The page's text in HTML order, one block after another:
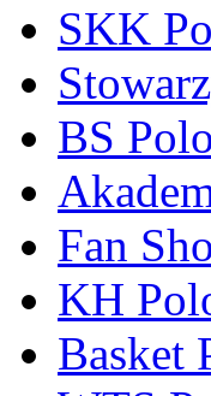
SKK
BS
Fan
KH
Basket